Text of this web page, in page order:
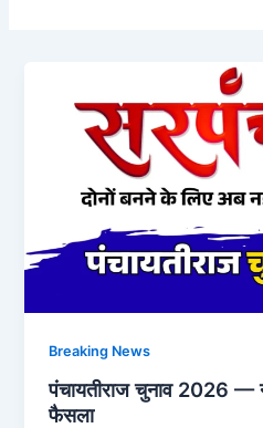
Breaking News
पंचायतीराज चुनाव 2026 —
फैसला